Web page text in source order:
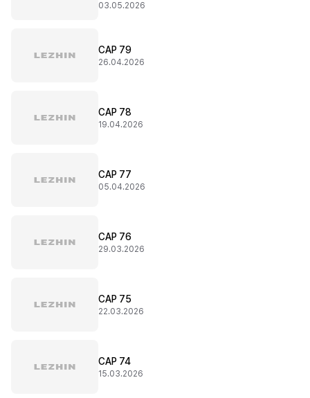
03.05.2026
CAP 79
26.04.2026
CAP 78
19.04.2026
CAP 77
05.04.2026
CAP 76
29.03.2026
CAP 75
22.03.2026
CAP 74
15.03.2026